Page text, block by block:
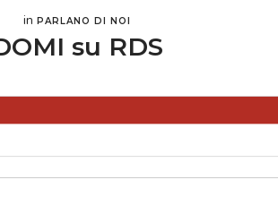
in PARLANO DI NOI
su RDS